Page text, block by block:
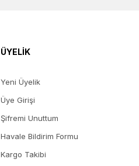
ÜYELİK
Yeni Üyelik
Üye Girişi
Şifremi Unuttum
Havale Bildirim Formu
Kargo Takibi